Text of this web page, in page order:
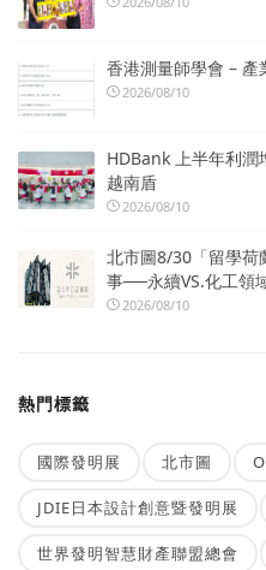
香港測量師學會 –
2026/08/10
HDBank 上半年利
越南盾
2026/08/10
北市圖8/30「留學荷
事──永續VS.化工領
2026/08/10
熱門標籤
國際發明展 北市圖
JDIE日本設計創意暨發明展
世界發明智慧財產聯盟總會